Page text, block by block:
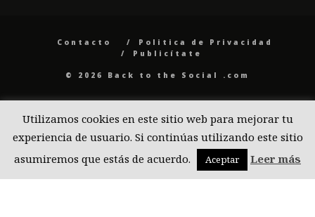
Contacto
Politica de Privacidad
Publicítate
© 2026 Back to the Social .com
Utilizamos cookies en este sitio web para mejorar tu
experiencia de usuario. Si continúas utilizando este sitio
asumiremos que estás de acuerdo.
Aceptar Leer más